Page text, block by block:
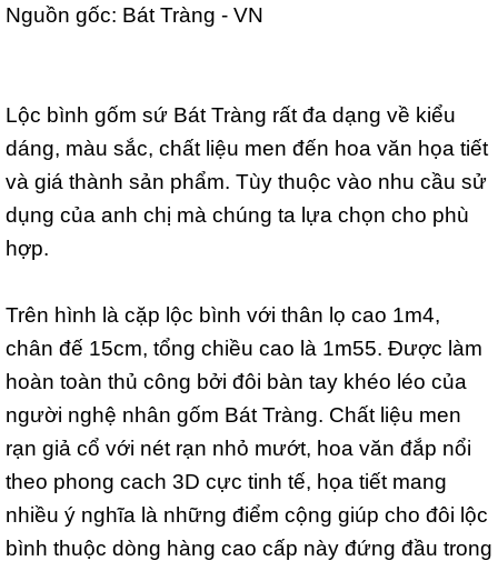
Nguồn gốc: Bát Tràng - VN
Lộc bình gốm sứ Bát Tràng rất đa dạng về kiểu
dáng, màu sắc, chất liệu men đến hoa văn họa tiết
và giá thành sản phẩm. Tùy thuộc vào nhu cầu sử
dụng của anh chị mà chúng ta lựa chọn cho phù
hợp.
Trên hình là cặp lộc bình với thân lọ cao 1m4,
chân đế 15cm, tổng chiều cao là 1m55. Được làm
hoàn toàn thủ công bởi đôi bàn tay khéo léo của
người nghệ nhân gốm Bát Tràng. Chất liệu men
rạn giả cổ với nét rạn nhỏ mướt, hoa văn đắp nổi
theo phong cach 3D cực tinh tế, họa tiết mang
nhiều ý nghĩa là những điểm cộng giúp cho đôi lộc
bình thuộc dòng hàng cao cấp này đứng đầu trong